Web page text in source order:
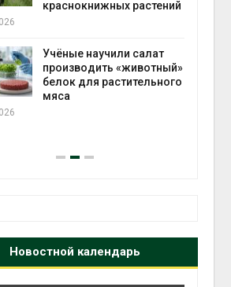
краснокнижных растений
Учёные научили салат
производить «животный»
белок для растительного
мяса
Новостной календарь